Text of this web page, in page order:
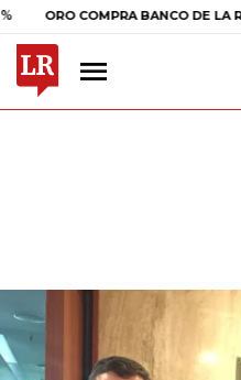
COMPRA BANCO DE LA